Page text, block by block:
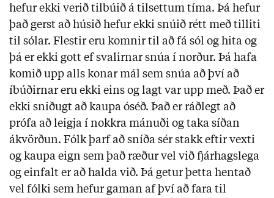
hefur ekki verið tilbúið á tilsettum tíma. Þá hefur
það gerst að húsið hefur ekki snúið rétt með tilliti
til sólar. Flestir eru komnir til að fá sól og hita og
þá er ekki gott ef svalirnar snúa í norður. Þá hafa
komið upp alls konar mál sem snúa að því að
íbúðirnar eru ekki eins og lagt var upp með. Það er
ekki sniðugt að kaupa óséð. Það er ráðlegt að
prófa að leigja í nokkra mánuði og taka síðan
ákvörðun. Fólk þarf að sníða sér stakk eftir vexti
og kaupa eign sem það ræður vel við fjárhagslega
og einfalt er að halda við. Þá getur þetta hentað
vel fólki sem hefur gaman af því að fara til